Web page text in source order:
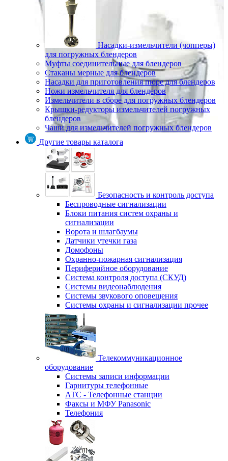
Насадки-измельчители (чопперы)
для погружных блендеров
Муфты соединительные для блендеров
Стаканы мерные для блендеров
Насадки для приготовления пюре для блендеров
Ножи измельчителя для блендеров
Измельчители в сборе для погружных блендеров
Крышки-редукторы измельчителей погружных
блендеров
Чаши для измельчителей погружных блендеров
Другие товары каталога
Безопасность и контроль доступа
Беспроводные сигнализации
Блоки питания систем охраны и
сигнализации
Ворота и шлагбаумы
Датчики утечки газа
Домофоны
Охранно-пожарная сигнализация
Периферийное оборудование
Система контроля доступа (СКУД)
Системы видеонаблюдения
Системы звукового оповещения
Системы охраны и сигнализации прочее
Телекоммуникационное
оборудование
Системы записи информации
Гарнитуры телефонные
АТС - Телефонные станции
Факсы и МФУ Panasonic
Телефония